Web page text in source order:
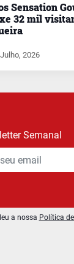
Sensation
32 mil
2026
Semanal
a nossa Política